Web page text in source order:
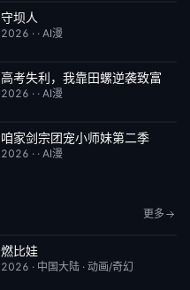
完结
守坝人
2026 · · AI漫
完结 7.0
高考失利，我靠田螺逆袭致富
2026 · · AI漫
已完结 6.0
咱家剑宗团宠小师妹第二季
2026 · · AI漫
更多
今日更新
燃比娃
2026 · 中国大陆 · 动画/奇幻